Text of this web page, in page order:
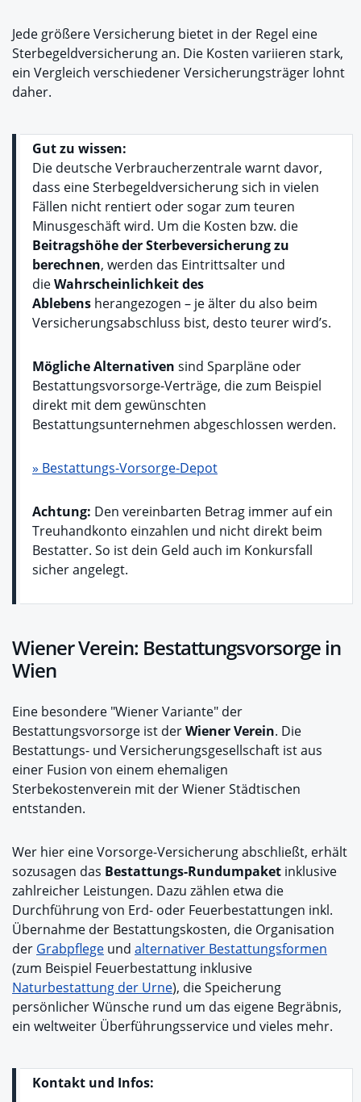
Jede größere Versicherung bietet in der Regel eine
Sterbegeldversicherung an. Die Kosten variieren stark,
ein Vergleich verschiedener Versicherungsträger lohnt
daher.
Gut zu wissen:
Die deutsche Verbraucherzentrale warnt davor,
dass eine Sterbegeldversicherung sich in vielen
Fällen nicht rentiert oder sogar zum teuren
Minusgeschäft wird. Um die Kosten bzw. die
Beitragshöhe der Sterbeversicherung zu
berechnen, werden das Eintrittsalter und
dieWahrscheinlichkeit des
Ablebens herangezogen – je älter du also beim
Versicherungsabschluss bist, desto teurer wird’s.
Mögliche Alternativen sind Sparpläne oder
Bestattungsvorsorge-Verträge, die zum Beispiel
direkt mit dem gewünschten
Bestattungsunternehmen abgeschlossen werden.
» Bestattungs-Vorsorge-Depot
Achtung: Den vereinbarten Betrag immer auf ein
Treuhandkonto einzahlen und nicht direkt beim
Bestatter. So ist dein Geld auch im Konkursfall
sicher angelegt.
Wiener Verein: Bestattungsvorsorge in
Wien
Eine besondere "Wiener Variante" der
Bestattungsvorsorge ist derWiener Verein. Die
Bestattungs- und Versicherungsgesellschaft ist aus
einer Fusion von einem ehemaligen
Sterbekostenverein mit der Wiener Städtischen
entstanden.
Wer hier eine Vorsorge-Versicherung abschließt, erhält
sozusagen das Bestattungs-Rundumpaket inklusive
zahlreicher Leistungen. Dazu zählen etwa die
Durchführung von Erd- oder Feuerbestattungen inkl.
Übernahme der Bestattungskosten, die Organisation
der Grabpflege und alternativer Bestattungsformen
(zum Beispiel Feuerbestattung inklusive
Naturbestattung der Urne), die Speicherung
persönlicher Wünsche rund um das eigene Begräbnis,
ein weltweiter Überführungsservice und vieles mehr.
Kontakt und Infos: